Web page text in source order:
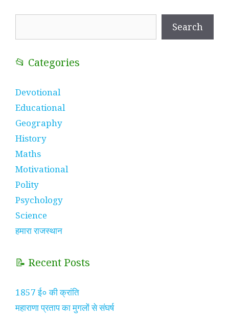
Search
📂 Categories
Devotional
Educational
Geography
History
Maths
Motivational
Polity
Psychology
Science
हमारा राजस्थान
📝 Recent Posts
1857 ई० की क्रांति
महाराणा प्रताप का मुगलों से संघर्ष